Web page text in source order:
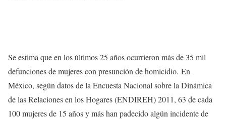
Se estima que en los últimos 25 años ocurrieron más de 35 mil
defunciones de mujeres con presunción de homicidio. En
México, según datos de la Encuesta Nacional sobre la Dinámica
de las Relaciones en los Hogares (ENDIREH) 2011, 63 de cada
100 mujeres de 15 años y más han padecido algún incidente de